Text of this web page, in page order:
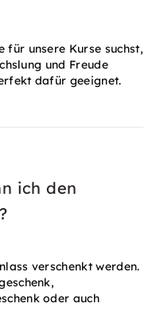
für unsere Kurse suchst,
und Freude
dafür geeignet.
ich den
verschenkt werden.
oder auch